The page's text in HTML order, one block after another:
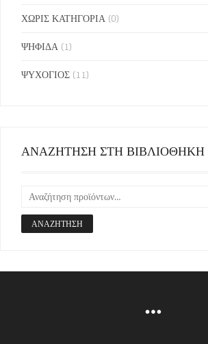
ΧΩΡΙΣ ΚΑΤΗΓΟΡΙΑ (0)
ΨΗΦΙΔΑ (1)
ΨΥΧΟΓΙΟΣ (11)
ΑΝΑΖΗΤΗΣΗ ΣΤΗ ΒΙΒΛΙΟΘΗΚΗ
ΑΝΑΖΉΤΗΣΗ